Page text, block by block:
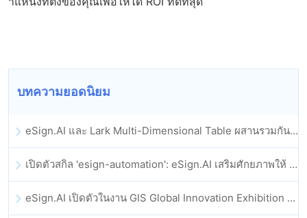
บทความยอดนิยม
eSign.AI และ Lark Multi-Dimensional Table ผสานรวมกันอย่างเป็นทางการ: การลงนามและการเก็บถาวรสัญญาอิเล็กทรอนิกส์แบบอัตโนมัติเต็มรูปแบบ
เปิดตัวสกิล 'esign-automation': eSign.AI เสริมศักยภาพให้ OpenClaw ด้วยลายเซ็นอิเล็กทรอนิกส์อัตโนมัติ
eSign.AI เปิดตัวในงาน GIS Global Innovation Exhibition 2025